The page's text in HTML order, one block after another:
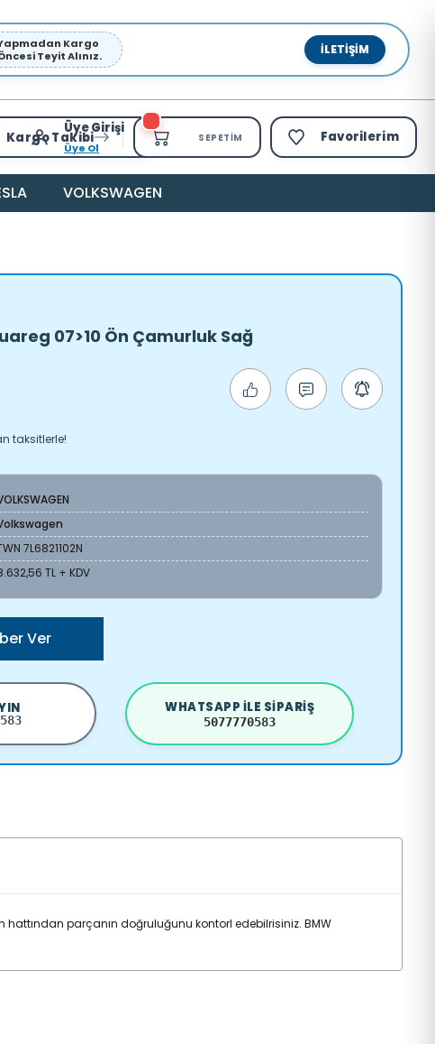
Kargo
Teyit Alınız.
İLETIŞIM
Kargo Takibi
Üye Girişi
Üye Ol
SEPETIM Favorilerim
VOLKSWAGEN
07>10 Ön Çamurluk Sağ
taksitlerle!
7L6821102N
TL + KDV
Ver
WHATSAPP ILE SIPARIŞ
5077770583
hattından parçanın doğruluğunu kontorl edebilrisiniz. BMW